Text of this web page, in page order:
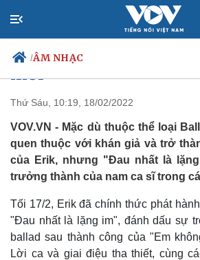
/ÂM NHẠC
Chính trị
Đảng
Tổ chức nhân sự
Quốc hội
Xã hội
Tin 24h
Dự
Giáo
Việc làm
Biển
Erik đối đầu Đức
với mối tình ảo giác
mới
Thứ Sáu, 10:19, 18/02/2022
VOV.VN - Mặc dù thuộc thể loại
quen thuộc với khán giả và trở
của Erik, nhưng "Đau nhất là
trưởng thành của nam ca sĩ trong
Tối 17/2, Erik đã chính thức phát
"Đau nhất là lặng im", đánh dấu sự
ballad sau thành công của "Em
Lời ca và giai điệu tha thiết, cùng